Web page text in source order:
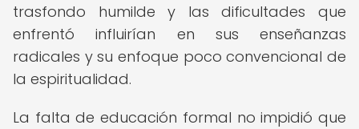
trasfondo humilde y las dificultades que
enfrentó influirían en sus enseñanzas
radicales y su enfoque poco convencional de
la espiritualidad.
La falta de educación formal no impidió que